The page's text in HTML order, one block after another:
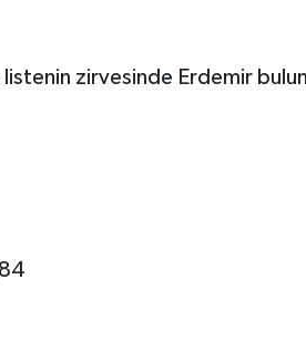
zirvesinde Erdemir